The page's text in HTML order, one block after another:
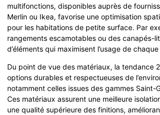
multifonctions, disponibles auprès de
Merlin ou Ikea, favorise une optimisation
pour les habitations de petite surface. Par
rangements escamotables ou des canapés-
d’éléments qui maximisent l’usage de
Du point de vue des matériaux, la tendance
options durables et respectueuses de
notamment celles issues des gammes Saint-
Ces matériaux assurent une meilleure
une qualité supérieure des finitions,